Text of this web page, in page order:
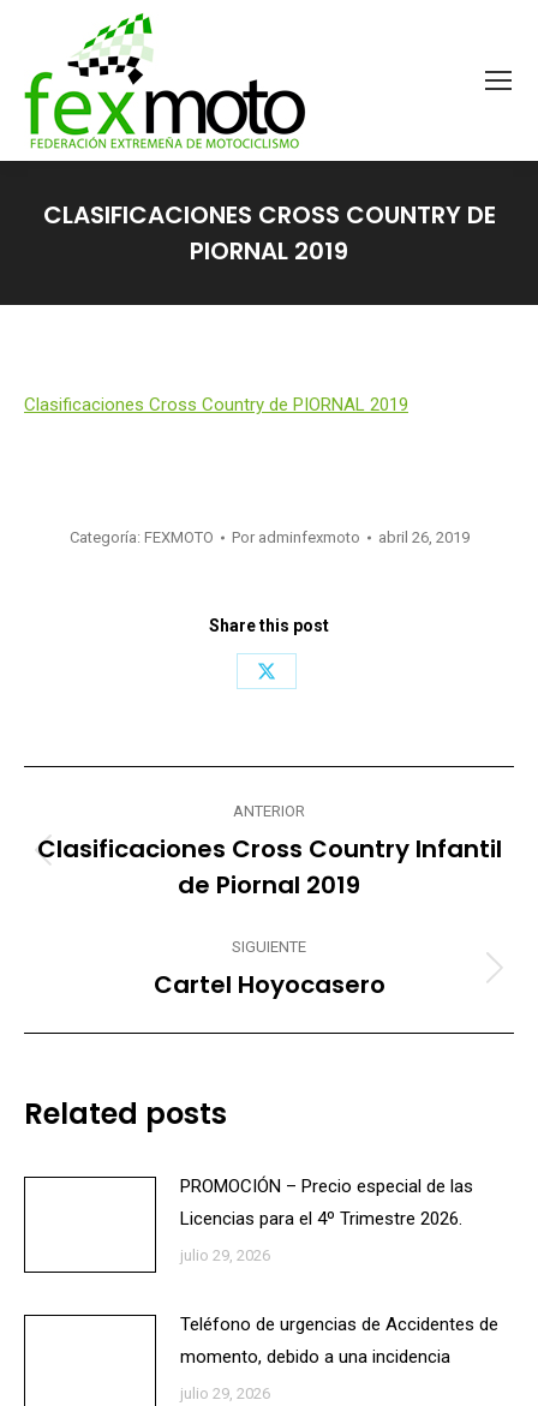
CLASIFICACIONES CROSS COUNTRY DE
PIORNAL 2019
Clasificaciones Cross Country de PIORNAL 2019
Categoría: FEXMOTO Por adminfexmoto abril 26, 2019
Share this post
Share
Navegación
entre
publicaciones
ANTERIOR
Publicación
anterior:
Clasificaciones Cross Country Infantil
de Piornal 2019
SIGUIENTE
Publicación
Cartel Hoyocasero
Related posts
PROMOCIÓN – Precio especial de las
Licencias para el 4º Trimestre 2026.
julio 29, 2026
Teléfono de urgencias de Accidentes de
momento, debido a una incidencia
julio 29, 2026